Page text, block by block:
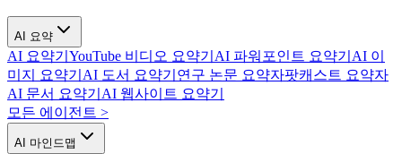
AI 요약
AI 요약기 YouTube 비디오 요약기 AI 파워포인트 요약기 AI 이
미지 요약기 AI 도서 요약기 연구 논문 요약자팟캐스트 요약자
AI 문서 요약기 AI 웹사이트 요약기
모든 에이전트 >
AI 마인드맵